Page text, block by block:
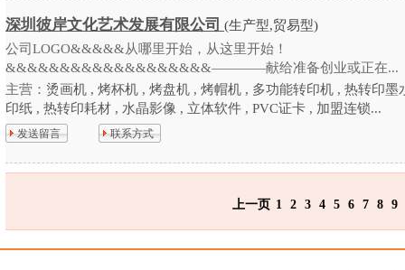
深圳彼岸文化艺术发展有限公司 (生产型,贸易型)
公司LOGO&&&&&从哪里开始，从这里开始！
&&&&&&&&&&&&&&&&&&&————献给准备创业或正在...
主营： 烫画机 , 烤杯机 , 烤盘机 , 烤帽机 , 多功能转印机 , 热转印墨
印纸 , 热转印耗材 , 水晶影像 , 立体软件 , PVC证卡 , 加盟连锁...
发送留言 联系方式
上一页 1 2 3 4 5 6 7 8 9